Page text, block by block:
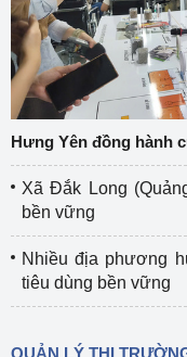
Hưng Yên đồng hành
Xã Đắk Long
bền vững
Nhiều địa phương
tiêu dùng bền vững
QUẢN LÝ THỊ